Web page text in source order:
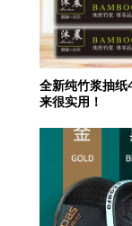
全新纯竹浆抽
来很实用！